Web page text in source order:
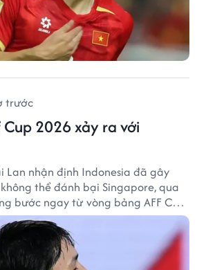
trước
2026 xảy ra với
Lan nhận định Indonesia đã gây
thể đánh bại Singapore, qua
bước ngay từ vòng bảng AFF Cup